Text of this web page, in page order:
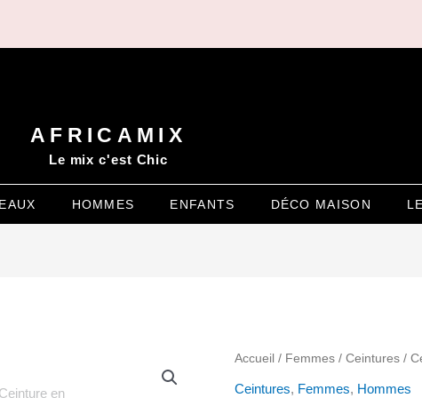
AFRICAMIX
Le mix c'est Chic
HOMMES ENFANTS DÉCO MAISON
Accueil / Femmes / Ceintures /
Ceintures, Femmes, Hommes
quantité